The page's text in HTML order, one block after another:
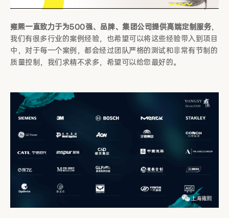
雍熙一直致力于为500强、品牌、集团公司提供高端定制服务，
我们有很多行业的案例经验，也希望可以将这些经验带入到项目
中，对于每一个案例，都会经过团队严格的测试和非常有节制的
质量控制，我们求精不求多，希望可以给您最好的。